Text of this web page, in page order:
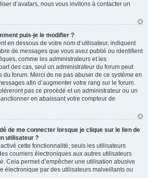
d’avatars, nous vous invitons à contacter un
puis-je le modifier ?
en dessous de votre nom d’utilisateur, indiquent
de messages que vous avez publié ou identifient
comme les administrateurs et les
des cas, seul un administrateur du forum peut
du forum. Merci de ne pas abuser de ce système en
afin d’augmenter votre rang sur le forum.
pas ce procédé et un administrateur ou un
en abaissant votre compteur de
de me connecter lorsque je clique sur le lien de
utilisateur ?
cette fonctionnalité, seuls les utilisateurs
courriers électroniques aux autres utilisateurs
Cela permet d’empêcher une utilisation abusive
électronique par des utilisateurs malveillants ou